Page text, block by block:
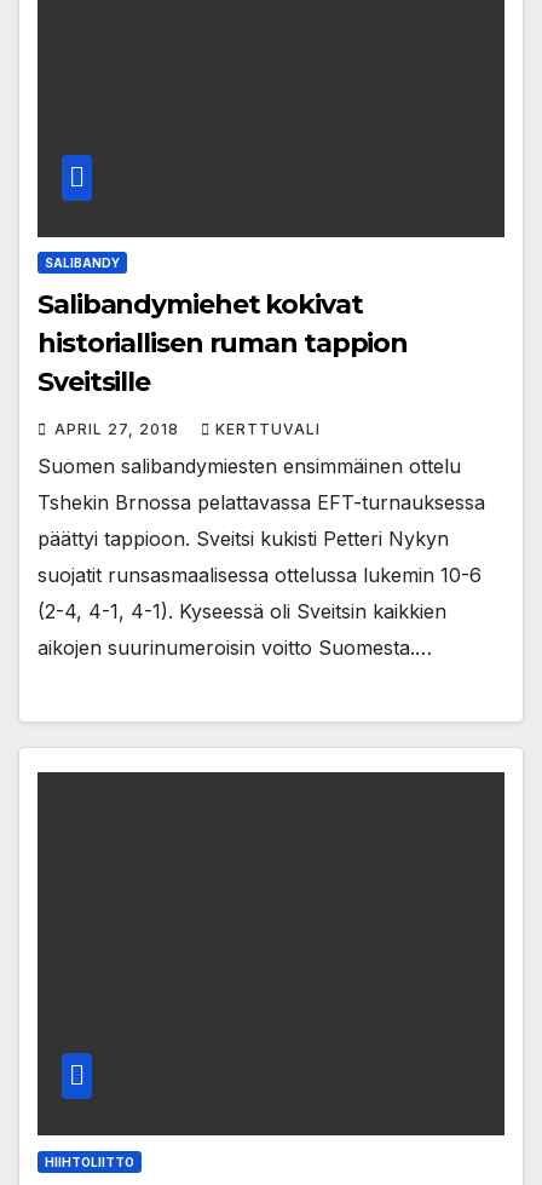
SALIBANDY
Salibandymiehet kokivat
historiallisen ruman tappion
Sveitsille
APRIL 27, 2018 KERTTUVALI
Suomen salibandymiesten ensimmäinen ottelu
Tshekin Brnossa pelattavassa EFT-turnauksessa
päättyi tappioon. Sveitsi kukisti Petteri Nykyn
suojatit runsasmaalisessa ottelussa lukemin 10-6
(2-4, 4-1, 4-1). Kyseessä oli Sveitsin kaikkien
aikojen suurinumeroisin voitto Suomesta.…
HIIHTOLIITTO